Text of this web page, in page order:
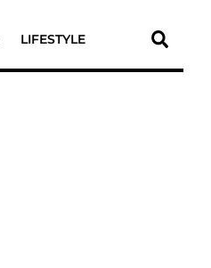
LIFESTYLE